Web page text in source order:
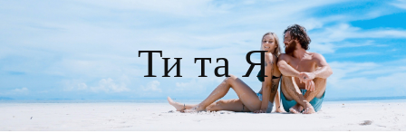
Ти та Я